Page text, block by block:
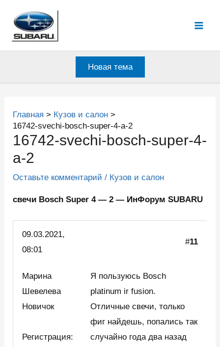
содержимому
Новая тема
Главная
Кузов и салон
16742-svechi-bosch-super-4-a-2
16742-svechi-bosch-super-4-
a-2
Оставьте комментарий / Кузов и салон
свечи Bosch Super 4 — 2 — ИнФорум SUBARU
09.03.2021,
08:01
#11
Марина
Шевелева
Новичок
Регистрация:
Я пользуюсь Bosch
platinum ir fusion.
Отличные свечи, только
фиг найдешь, попались так
случайно года два назад